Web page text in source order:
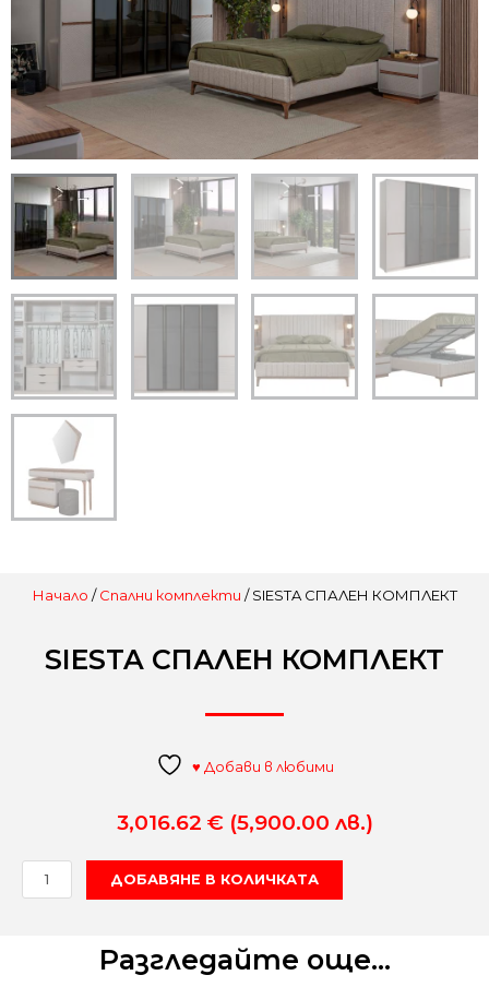
Начало /Спални комплекти / SIESTA СПАЛЕН КОМПЛЕКТ
SIESTA СПАЛЕН КОМПЛЕКТ
♥ Добави в любими
3,016.62 € (5,900.00 лв.)
количество
за
ДОБАВЯНЕ В КОЛИЧКАТА
Разгледайте още...